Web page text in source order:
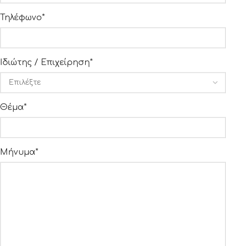
Τηλέφωνο*
Ιδιώτης / Επιχείρηση*
Θέμα*
Μήνυμα*